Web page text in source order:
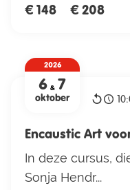
€ 148 € 208
2026
6 & 7
oktober
Encaustic Art
In deze cursus,
Sonja Hendr...